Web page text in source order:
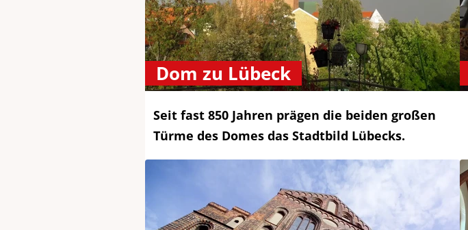
Dom zu Lübeck
Seit fast 850 Jahren prägen die beiden großen
Türme des Domes das Stadtbild Lübecks.